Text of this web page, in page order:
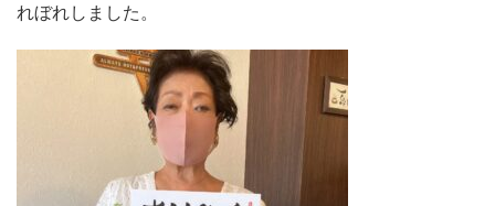
れぼれしました。